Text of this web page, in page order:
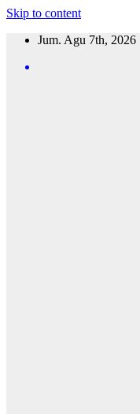
Skip to content
Jum. Agu 7th, 2026